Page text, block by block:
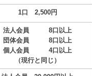
1口 2,500円
法人会員 8口以上
団体会員 8口以上
個人会員 4口以上
（現行と同じ）